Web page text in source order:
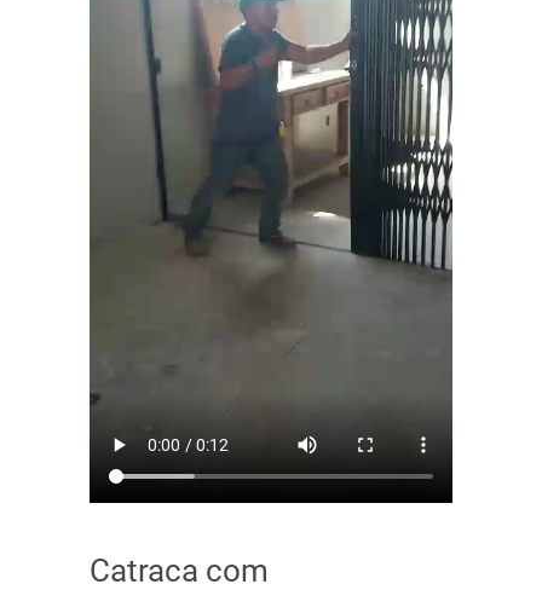
Catraca com